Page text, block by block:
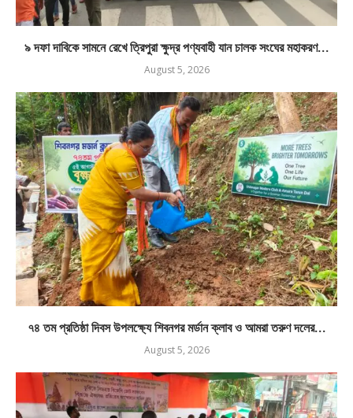
৯ দফা দাবিকে সামনে রেখে ত্রিপুরা ক্ষুদ্র পণ্যবাহী যান চালক সংঘের মহাকরণ...
August 5, 2026
৭৪ তম প্রতিষ্ঠা দিবস উপলক্ষ্যে শিবনগর মর্ডান ক্লাব ও আমরা তরুণ দলের...
August 5, 2026